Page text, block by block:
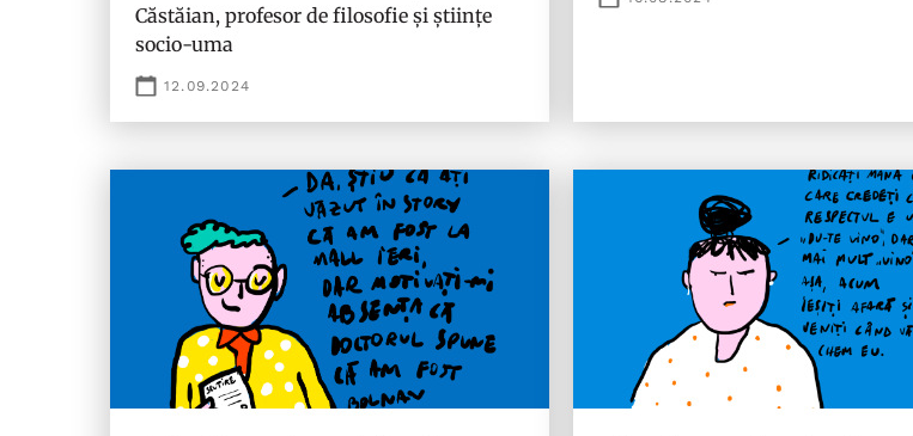
Căstăian, profesor de filosofie și științe
socio-uma
12.09.2024